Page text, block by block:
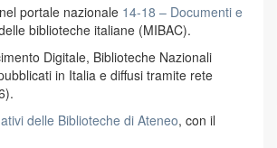
portale nazionale 14-18 – Documenti e
biblioteche italiane (MIBAC).
Digitale, Biblioteche Nazionali
in Italia e diffusi tramite rete
delle Biblioteche di Ateneo, con il